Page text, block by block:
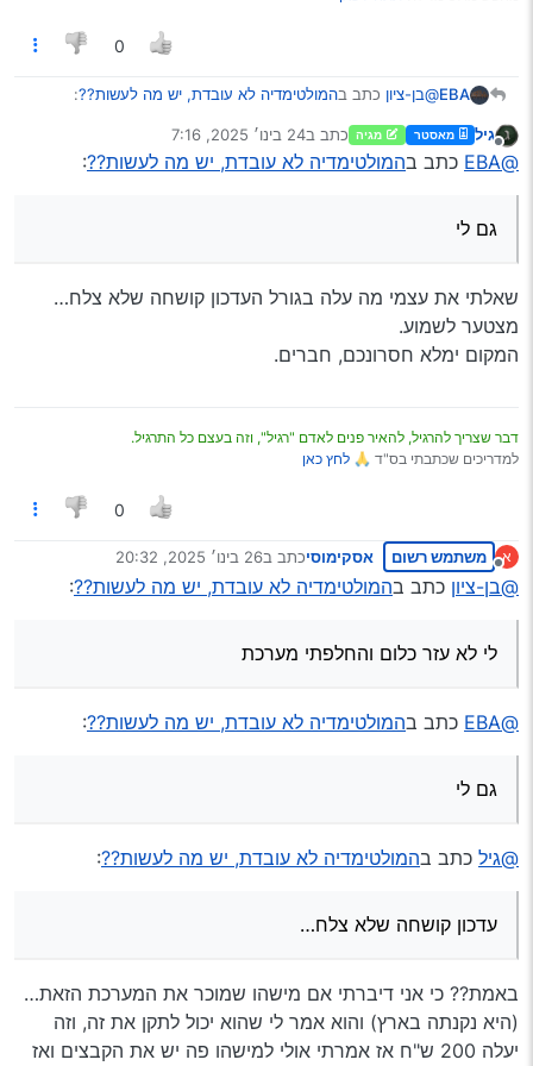
0
EBA@בן-ציון כתב בהמולטימדיה לא עובדת, יש מה לעשות??:
לי לא עזר כלום והחלפתי מערכת מנותק
גיל מאסטר מגיה כתב ב24 בינו׳ 2025, 7:16
נערך לאחרונה על ידי
@EBA כתב בהמולטימדיה לא עובדת, יש מה לעשות??:
גם לי
שאלתי את עצמי מה עלה בגורל העדכון קושחה שלא צלח…
מצטער לשמוע.
המקום ימלא חסרונכם, חברים.
דבר שצריך להרגיל, להאיר פנים לאדם "רגיל", וזה בעצם כל התרגיל.
למדריכים שכתבתי בס"ד 🙏 לחץ כאן
0
א
מנותק
משתמש רשום אסקימוסיכתב ב26 בינו׳ 2025, 20:32
נערך לאחרונה על ידי
@בן-ציון כתב בהמולטימדיה לא עובדת, יש מה לעשות??:
לי לא עזר כלום והחלפתי מערכת
@EBA כתב בהמולטימדיה לא עובדת, יש מה לעשות??:
גם לי
@גיל כתב בהמולטימדיה לא עובדת, יש מה לעשות??:
עדכון קושחה שלא צלח…
באמת?? כי אני דיברתי אם מישהו שמוכר את המערכת הזאת…
(היא נקנתה בארץ) והוא אמר לי שהוא יכול לתקן את זה, וזה
יעלה 200 ש"ח אז אמרתי אולי למישהו פה יש את הקבצים ואז